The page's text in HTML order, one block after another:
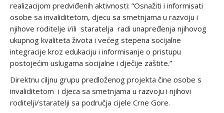
realizacijom predviđenih aktivnosti: “Osnažiti i informisati
osobe sa invaliditetom, djecu sa smetnjama u razvoju i
njihove roditelje i/ili staratelja radi unapređenja njihovog
ukupnog kvaliteta života i većeg stepena socijalne
integracije kroz edukaciju i informisanje o pristupu
postojećim uslugama socijalne i dječije zaštite.”
Direktnu ciljnu grupu predloženog projekta čine osobe s
invaliditetom i djeca sa smetnjama u razvoju i njihovi
roditelji/staratelji sa područja cijele Crne Gore.